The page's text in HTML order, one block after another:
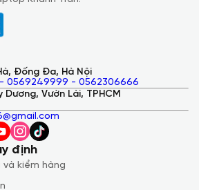
mà:Với 16GB RAM, bạn có thể thoải
trình duyệt, ứng dụng cùng lúc mà
giật lag.
các ứng dụng nặng:
Laptop 7 13 inch chạy mượt mà các
Đống Đa, Hà Nội
0569249999 - 0562306666
Dương, Vườn Lài, TPHCM
định
và kiểm hàng